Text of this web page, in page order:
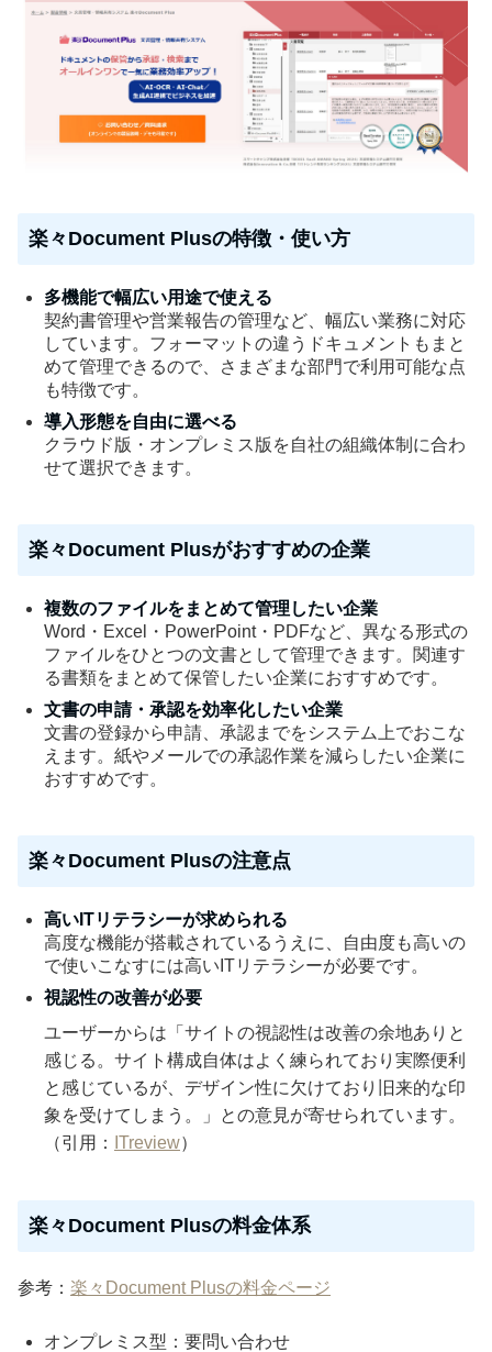
楽々Document Plusの特徴・使い方
多機能で幅広い用途で使える
契約書管理や営業報告の管理など、幅広い業務に対応
しています。フォーマットの違うドキュメントもまと
めて管理できるので、さまざまな部門で利用可能な点
も特徴です。
導入形態を自由に選べる
クラウド版・オンプレミス版を自社の組織体制に合わ
せて選択できます。
楽々Document Plusがおすすめの企業
複数のファイルをまとめて管理したい企業
Word・Excel・PowerPoint・PDFなど、異なる形式の
ファイルをひとつの文書として管理できます。関連す
る書類をまとめて保管したい企業におすすめです。
文書の申請・承認を効率化したい企業
文書の登録から申請、承認までをシステム上でおこな
えます。紙やメールでの承認作業を減らしたい企業に
おすすめです。
楽々Document Plusの注意点
高いITリテラシーが求められる
高度な機能が搭載されているうえに、自由度も高いの
で使いこなすには高いITリテラシーが必要です。
視認性の改善が必要
ユーザーからは「サイトの視認性は改善の余地ありと
感じる。サイト構成自体はよく練られており実際便利
と感じているが、デザイン性に欠けており旧来的な印
象を受けてしまう。」との意見が寄せられています。
（引用：
ITreview）
楽々Document Plusの料金体系
参考： 楽々Document Plusの料金ページ
オンプレミス型：要問い合わせ